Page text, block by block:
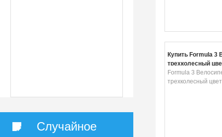
Случайное
Купить Formula 3
трехколесный
F3B
Formula 3
трехколесный